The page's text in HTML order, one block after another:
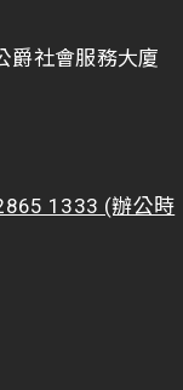
爵社會服務大廈
1333 (辦公時